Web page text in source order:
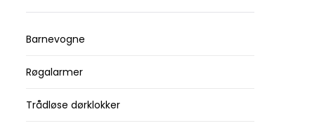
Barnevogne
Røgalarmer
Trådløse dørklokker